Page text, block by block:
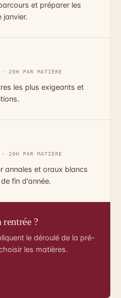
et préparer les
janvier.
· 20H PAR MATIÈRE
les plus exigeants et
· 20H PAR MATIÈRE
annales et oraux blancs
fin d'année.
rentrée ?
le déroulé de la pré-
les matières.